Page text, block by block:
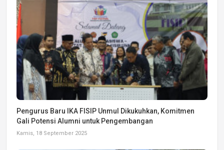
Pengurus Baru IKA FISIP Unmul Dikukuhkan, Komitmen
Gali Potensi Alumni untuk Pengembangan
Kamis, 18 September 2025